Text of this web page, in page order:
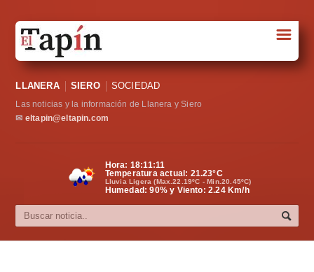
Sociedad
Política
Cultura
☰
LLANERA SIERO SOCIEDAD
Las noticias y la información de Llanera y Siero
✉ eltapin@eltapin.com
Hora: 18:11:12
Temperatura actual: 21.23°C
Lluvia Ligera (Max.22.19ºC - Min.20.45ºC)
Humedad: 90% y Viento: 2.24 Km/h